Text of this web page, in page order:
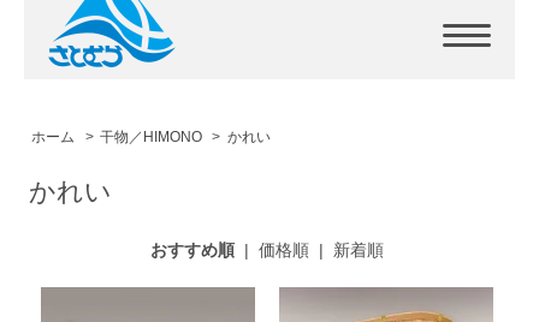
ホーム > 干物／HIMONO > かれい
かれい
おすすめ順| 価格順| 新着順